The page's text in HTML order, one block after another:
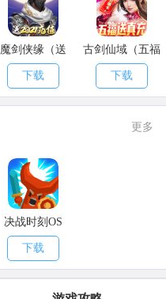
魔剑侠缘（送
2021充值）
下载
古剑仙域（五福
送真充）
下载
更多
决战时刻OS
下载